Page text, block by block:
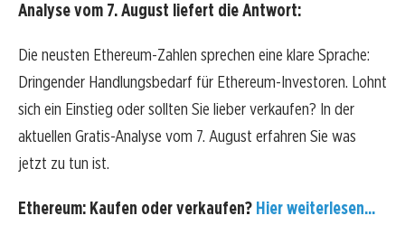
Analyse vom 7. August liefert die Antwort:
Die neusten Ethereum-Zahlen sprechen eine klare Sprache:
Dringender Handlungsbedarf für Ethereum-Investoren. Lohnt
sich ein Einstieg oder sollten Sie lieber verkaufen? In der
aktuellen Gratis-Analyse vom 7. August erfahren Sie was
jetzt zu tun ist.
Ethereum: Kaufen oder verkaufen? Hier weiterlesen...